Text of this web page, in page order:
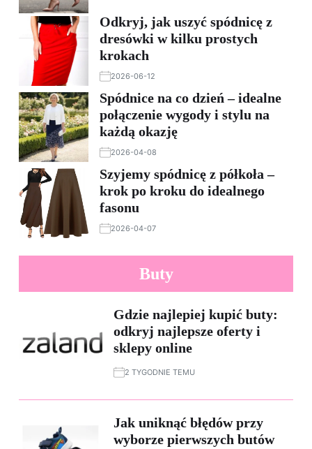
Odkryj, jak uszyć spódnicę z
dresówki w kilku prostych
krokach
2026-06-12
Spódnice na co dzień – idealne
połączenie wygody i stylu na
każdą okazję
2026-04-08
Szyjemy spódnicę z półkoła –
krok po kroku do idealnego
fasonu
2026-04-07
Buty
Gdzie najlepiej kupić buty:
odkryj najlepsze oferty i
sklepy online
2 TYGODNIE TEMU
Jak uniknąć błędów przy
wyborze pierwszych butów